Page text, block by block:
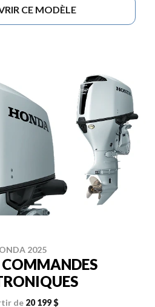
CE MODÈLE
2025
de 20 199 $